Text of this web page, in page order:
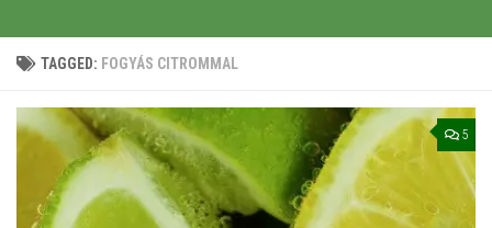
TAGGED: FOGYÁS CITROMMAL
5